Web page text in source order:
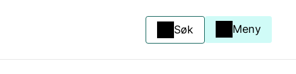
Søk Meny